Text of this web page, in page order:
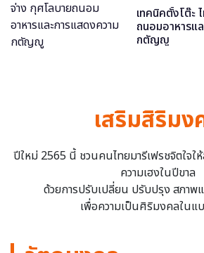
เทคนิคตั้งโต๊ะ
ถนอมอาหารแ
กตัญญู
เสริมสิริมง
ปีใหม่ 2565 นี้ ชวนคนไทยมารีเฟรชจิตใจ
ความเฮงในปีขาล
ด้วยการปรับเปลี่ยน ปรับปรุง สภาพ
เพื่อความเป็นศิริมงคลในแ